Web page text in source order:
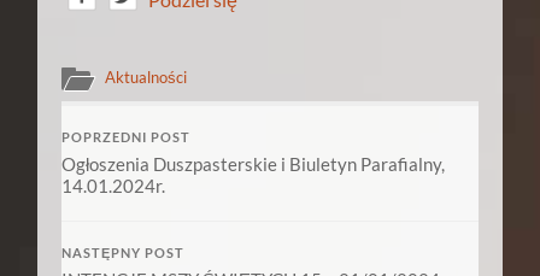
Aktualności
POPRZEDNI POST
Ogłoszenia Duszpasterskie i Biuletyn Parafialny,
14.01.2024r.
NASTĘPNY POST